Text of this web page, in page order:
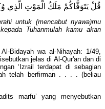
قُلْ يَتَوَفَّاكُمْ مَلَكُ الْمَوْتِ الَّذِي
untuk (mencabut nyawa)mu
Tuhanmulah kamu akan
Bidayah wa al-Nihayah: 1/49,
jelas di Al-Qur'an dan di
‘Izrail terdapat di sebagian
telah berfirman . . . . (beliau
marfu’ yang menyebutkan